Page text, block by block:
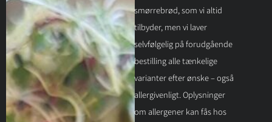
smørrebrød, som vi altid
tilbyder, men vi laver
selvfølgelig på forudgående
bestilling alle tænkelige
varianter efter ønske – også
allergivenligt. Oplysninger
om allergener kan fås hos